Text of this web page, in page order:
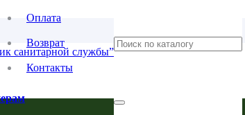
Оплата
Возврат
Контакты